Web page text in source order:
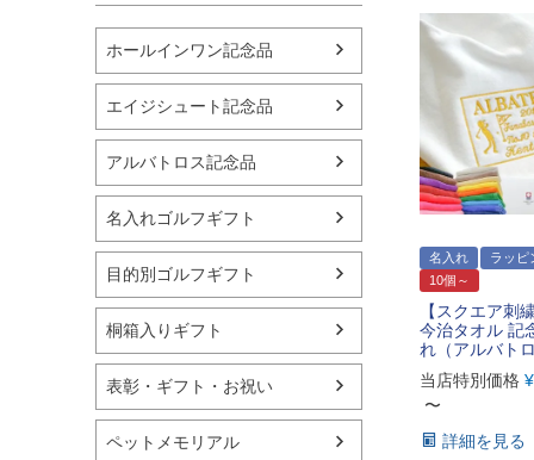
ホールインワン記念品
エイジシュート記念品
アルバトロス記念品
名入れゴルフギフト
目的別ゴルフギフト
桐箱入りギフト
表彰・ギフト・お祝い
ペットメモリアル
名入れ
ラッピ
10個～
【スクエア刺
今治タオル 記
れ（アルバト
当店特別価格 ¥
〜
詳細を見る